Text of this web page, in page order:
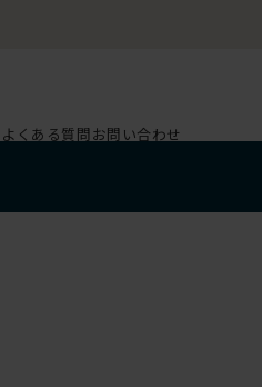
よくある質問お問い合わせ